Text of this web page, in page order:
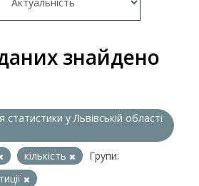
знайдено
статистики у Львівській області
кількість
Групи: